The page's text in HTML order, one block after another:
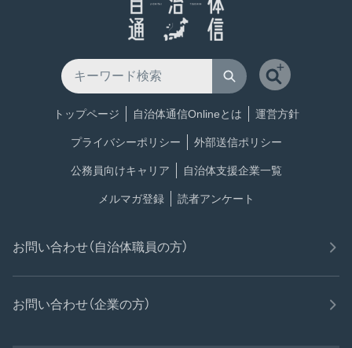
トップページ 自治体通信Onlineとは 運営方針
プライバシーポリシー 外部送信ポリシー
公務員向けキャリア 自治体支援企業一覧
メルマガ登録 読者アンケート
お問い合わせ（自治体職員の方）
お問い合わせ（企業の方）